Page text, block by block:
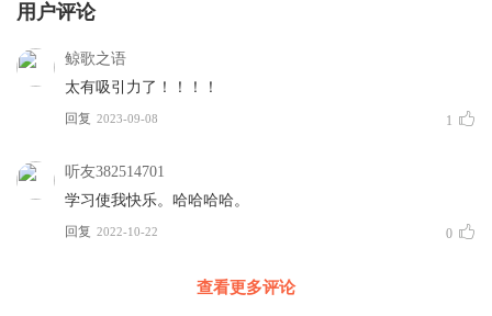
用户评论
鲸歌之语
太有吸引力了！！！！
回复 2023-09-08 1
听友382514701
学习使我快乐。哈哈哈哈。
回复 2022-10-22 0
查看更多评论